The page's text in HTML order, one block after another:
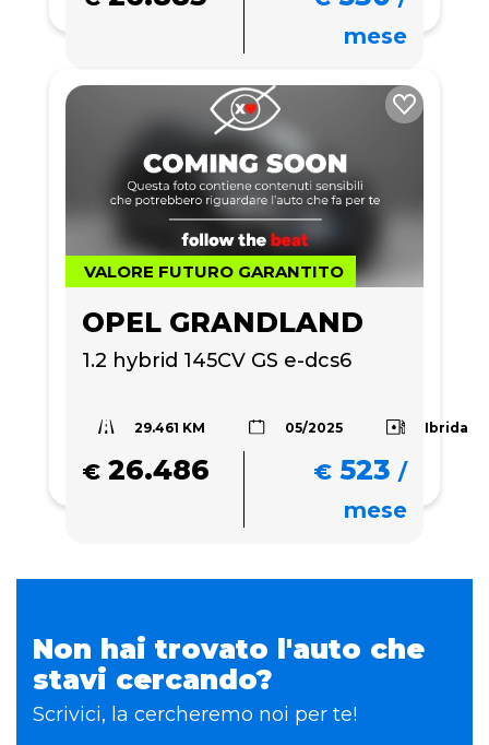
mese
VALORE FUTURO GARANTITO
OPEL GRANDLAND
1.2 hybrid 145CV GS e-dcs6
29.461 KM 05/2025 Ibrida
€ 26.486 € 523 /
mese
Non hai trovato l'auto che
stavi cercando?
Scrivici, la cercheremo noi per te!